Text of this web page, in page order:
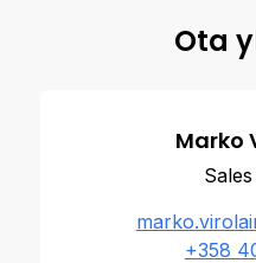
Ota
Marko
+358